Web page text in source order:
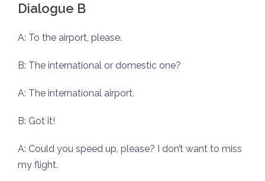
Dialogue B
A: To the airport, please.
B: The international or domestic one?
A: The international airport.
B: Got it!
A: Could you speed up, please? I don’t want to miss
my flight.